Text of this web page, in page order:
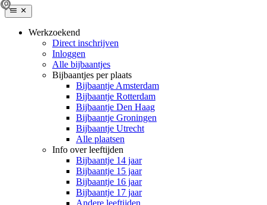
Werkzoekend
Direct inschrijven
Inloggen
Alle bijbaantjes
Bijbaantjes per plaats
Bijbaantje Amsterdam
Bijbaantje Rotterdam
Bijbaantje Den Haag
Bijbaantje Groningen
Bijbaantje Utrecht
Alle plaatsen
Info over leeftijden
Bijbaantje 14 jaar
Bijbaantje 15 jaar
Bijbaantje 16 jaar
Bijbaantje 17 jaar
Andere leeftijden